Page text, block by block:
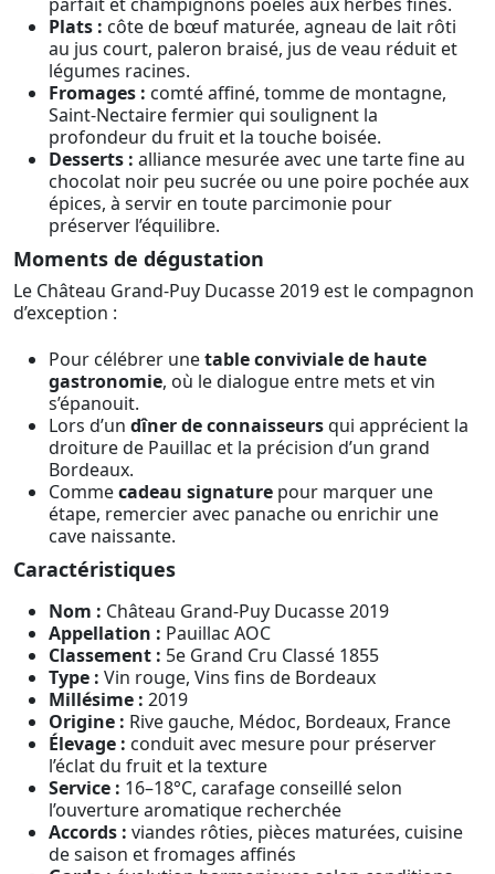
Plats : côte de bœuf maturée, agneau de lait rôti
au jus court, paleron braisé, jus de veau réduit et
légumes racines.
Fromages : comté affiné, tomme de montagne,
Saint-Nectaire fermier qui soulignent la
profondeur du fruit et la touche boisée.
Desserts : alliance mesurée avec une tarte fine au
chocolat noir peu sucrée ou une poire pochée aux
épices, à servir en toute parcimonie pour
préserver l’équilibre.
Moments de dégustation
Le Château Grand-Puy Ducasse 2019 est le compagnon
d’exception :
Pour célébrer unetable conviviale de haute
gastronomie, où le dialogue entre mets et vin
s’épanouit.
Lors d’un dîner de connaisseursqui apprécient la
droiture de Pauillac et la précision d’un grand
Bordeaux.
Commecadeau signature pour marquer une
étape, remercier avec panache ou enrichir une
cave naissante.
Caractéristiques
Nom : Château Grand-Puy Ducasse 2019
Appellation : Pauillac AOC
Classement : 5e Grand Cru Classé 1855
Type : Vin rouge, Vins fins de Bordeaux
Millésime : 2019
Origine : Rive gauche, Médoc, Bordeaux, France
Élevage : conduit avec mesure pour préserver
l’éclat du fruit et la texture
Service : 16–18°C, carafage conseillé selon
l’ouverture aromatique recherchée
Accords : viandes rôties, pièces maturées, cuisine
de saison et fromages affinés